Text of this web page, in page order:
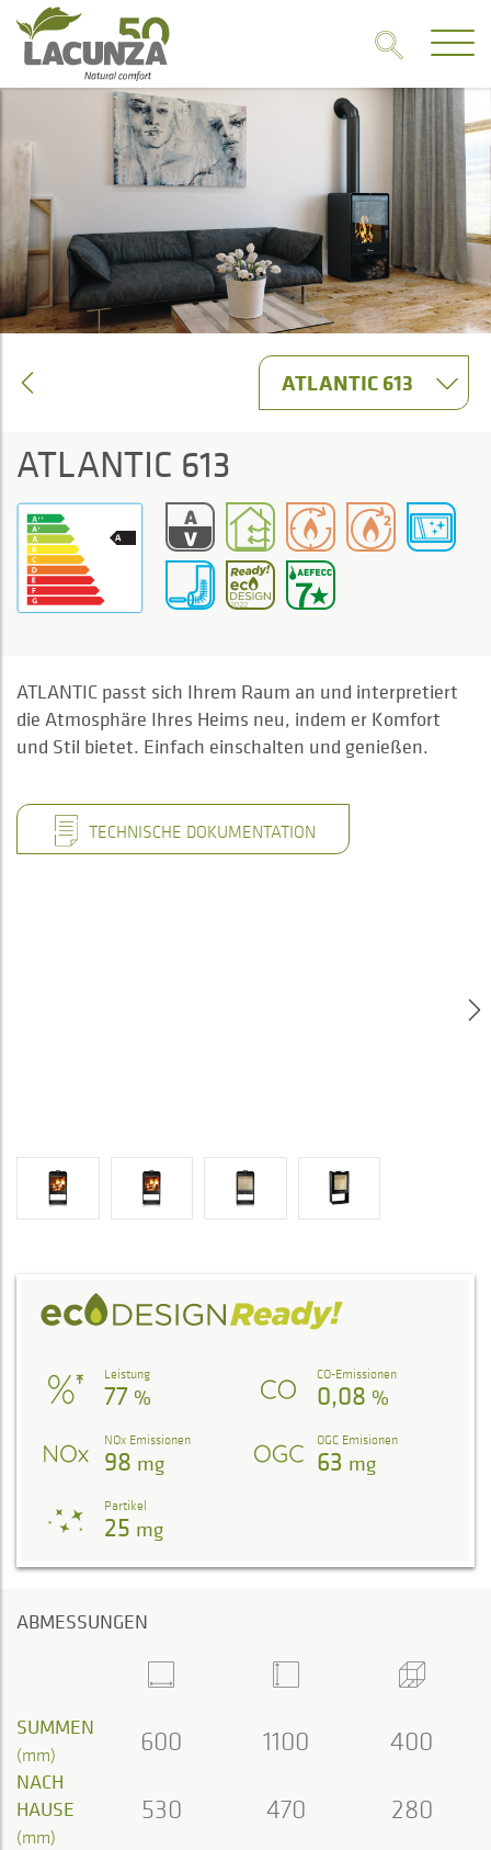
ATLANTIC 613
ATLANTIC 613
ATLANTIC passt sich Ihrem Raum an und interpretiert
die Atmosphäre Ihres Heims neu, indem er Komfort
und Stil bietet. Einfach einschalten und genießen.
TECHNISCHE DOKUMENTATION
Leistung
77 %
CO-Emissionen
0,08 %
NOx Emissionen
98 mg
OGC Emisionen
63 mg
Partikel
25 mg
ABMESSUNGEN
SUMMEN
(mm) 600 1100 400
NACH
HAUSE
(mm)
530 470 280